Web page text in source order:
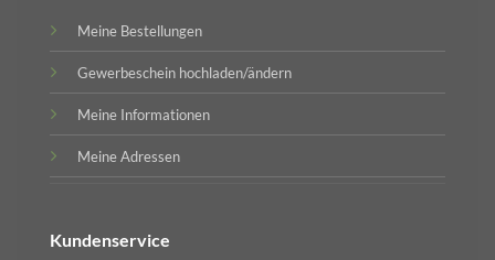
Meine Bestellungen
Gewerbeschein hochladen/ändern
Meine Informationen
Meine Adressen
Kundenservice